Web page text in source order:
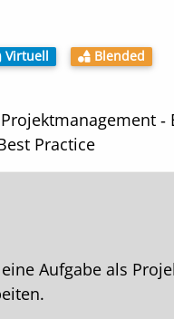
Virtuell Blended
‑
Practice
Aufgabe als